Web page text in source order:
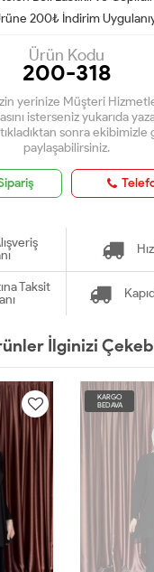
200₺ İndirim
Ürün Kodu
200-318
yerinize Müşteri
isterseniz yukarıda
sonra
paylaşabilirsiniz.
Taksit
İlginizi
KARGO
BEDAVA